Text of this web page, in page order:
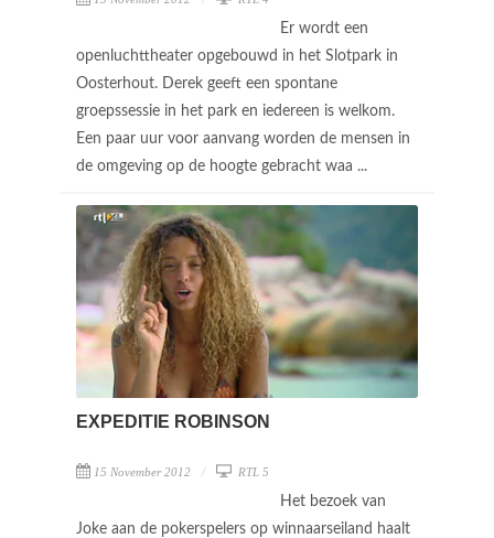
Er wordt een
openluchttheater opgebouwd in het Slotpark in
Oosterhout. Derek geeft een spontane
groepssessie in het park en iedereen is welkom.
Een paar uur voor aanvang worden de mensen in
de omgeving op de hoogte gebracht waa ...
EXPEDITIE ROBINSON
15 November 2012 RTL 5
Het bezoek van
Joke aan de pokerspelers op winnaarseiland haalt